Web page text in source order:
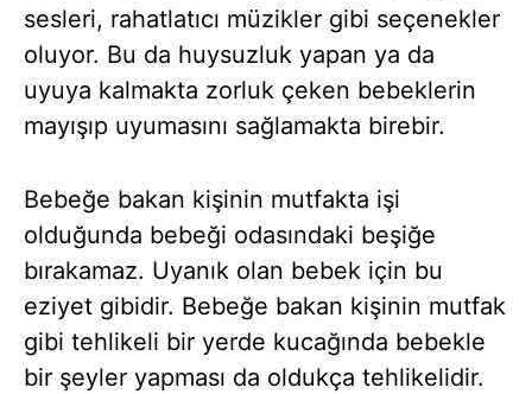
sesleri, rahatlatıcı müzikler gibi seçenekler
oluyor. Bu da huysuzluk yapan ya da
uyuya kalmakta zorluk çeken bebeklerin
mayışıp uyumasını sağlamakta birebir.
Bebeğe bakan kişinin mutfakta işi
olduğunda bebeği odasındaki beşiğe
bırakamaz. Uyanık olan bebek için bu
eziyet gibidir. Bebeğe bakan kişinin mutfak
gibi tehlikeli bir yerde kucağında bebekle
bir şeyler yapması da oldukça tehlikelidir.